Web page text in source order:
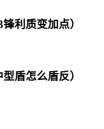
利质变加点）
盾怎么盾反）